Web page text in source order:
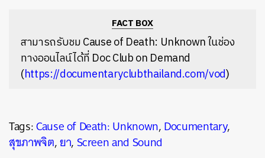
FACT BOX
สามารถรับชม Cause of Death: Unknown ในช่อง
ทางออนไลน์ได้ที่ Doc Club on Demand
(https://documentaryclubthailand.com/vod)
Tags:Cause of Death: Unknown,Documentary,
สุขภาพจิต,ยา,Screen and Sound